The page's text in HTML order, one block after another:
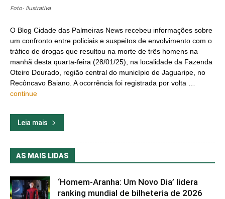
Foto- Ilustrativa
O Blog Cidade das Palmeiras News recebeu informações sobre
um confronto entre policiais e suspeitos de envolvimento com o
tráfico de drogas que resultou na morte de três homens na
manhã desta quarta-feira (28/01/25), na localidade da Fazenda
Oteiro Dourado, região central do município de Jaguaripe, no
Recôncavo Baiano. A ocorrência foi registrada por volta …
continue
Leia mais
AS MAIS LIDAS
‘Homem-Aranha: Um Novo Dia’ lidera
ranking mundial de bilheteria de 2026